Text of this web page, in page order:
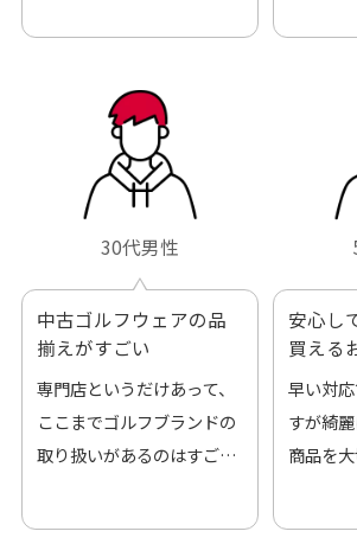
30代男性
中古ゴルフウェアの品
揃えがすごい
専門店というだけあって、
ここまでゴルフブランドの
取り扱いがあるのはすご
安心し
買える
早い対
すが綺
商品を